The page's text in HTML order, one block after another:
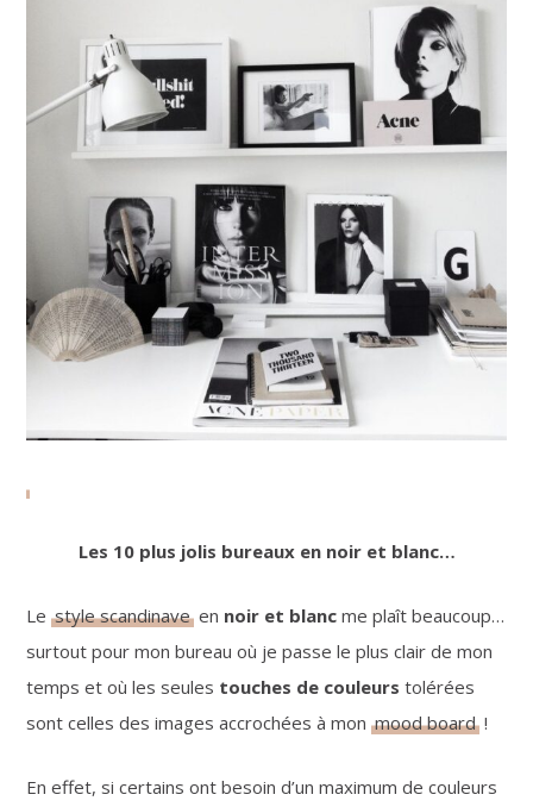
Les 10 plus jolis bureaux en noir et blanc…
Lestyle scandinave en noir et blanc me plaît beaucoup…
surtout pour mon bureau où je passe le plus clair de mon
temps et où les seules touches de couleurs tolérées
sont celles des images accrochées à monmood board !
En effet, si certains ont besoin d’un maximum de couleurs